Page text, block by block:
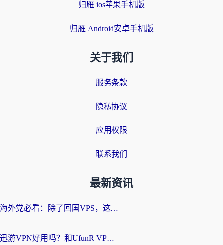
归雁 ios苹果手机版
归雁 Android安卓手机版
关于我们
服务条款
隐私协议
应用权限
联系我们
最新资讯
海外党必看：除了回国VPS，这样选加速器也能无缝刷国内资源？
迅游VPN好用吗？和UfunR VPN对比哪个回国效果更好？海外党亲测避坑指南